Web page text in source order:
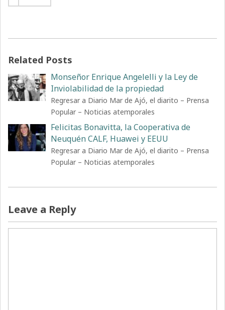
Related Posts
Monseñor Enrique Angelelli y la Ley de
Inviolabilidad de la propiedad
Regresar a Diario Mar de Ajó, el diarito – Prensa
Popular – Noticias atemporales
Felicitas Bonavitta, la Cooperativa de
Neuquén CALF, Huawei y EEUU
Regresar a Diario Mar de Ajó, el diarito – Prensa
Popular – Noticias atemporales
Leave a Reply